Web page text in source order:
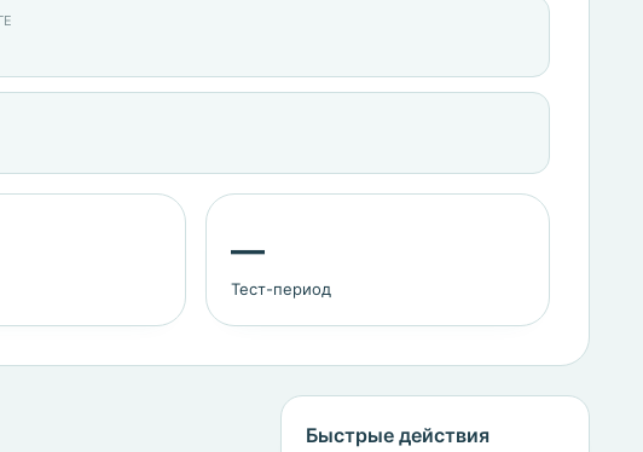
—
Тест-период
Быстрые действия